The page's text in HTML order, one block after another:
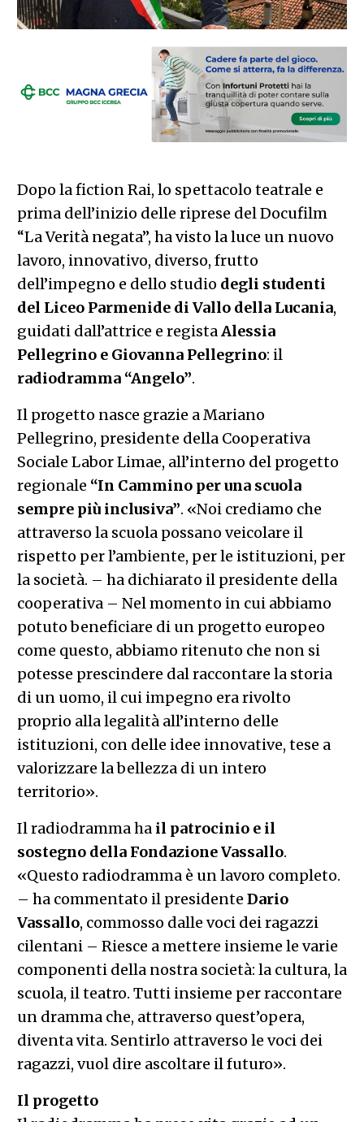
Dopo la fiction Rai, lo spettacolo teatrale e
prima dell’inizio delle riprese del Docufilm
“La Verità negata”, ha visto la luce un nuovo
lavoro, innovativo, diverso, frutto
dell’impegno e dello studio degli studenti
del Liceo Parmenide di Vallo della Lucania,
guidati dall’attrice e regista Alessia
Pellegrino e Giovanna Pellegrino: il​
radiodramma “Angelo”​.
Il progetto nasce grazie a ​Mariano
Pellegrino, presidente della Cooperativa
Sociale Labor Limae​, all’interno del progetto
regionale ​ “In Cammino per una scuola
sempre più inclusiva”. «Noi crediamo che
attraverso la scuola possano veicolare il
rispetto per l’ambiente, per le istituzioni, per
la società. – ha dichiarato il presidente della
cooperativa – Nel momento in cui abbiamo
potuto beneficiare di un progetto europeo
come questo, abbiamo ritenuto che non si
potesse prescindere dal raccontare la storia
di un uomo, il cui impegno era rivolto
proprio alla legalità all’interno delle
istituzioni, con delle idee innovative, tese a
valorizzare la bellezza di un intero
territorio».
Il radiodramma ha il patrocinio e il
sostegno della Fondazione Vassallo​.
«Questo radiodramma è un lavoro completo.
– ha commentato il presidente ​ Dario
Vassallo​, commosso dalle voci dei ragazzi
cilentani – Riesce a mettere insieme le varie
componenti della nostra società: la cultura, la
scuola, il teatro. Tutti insieme per raccontare
un dramma che, attraverso quest’opera,
diventa vita. Sentirlo attraverso le voci dei
ragazzi, vuol dire ascoltare il futuro».
Il progetto